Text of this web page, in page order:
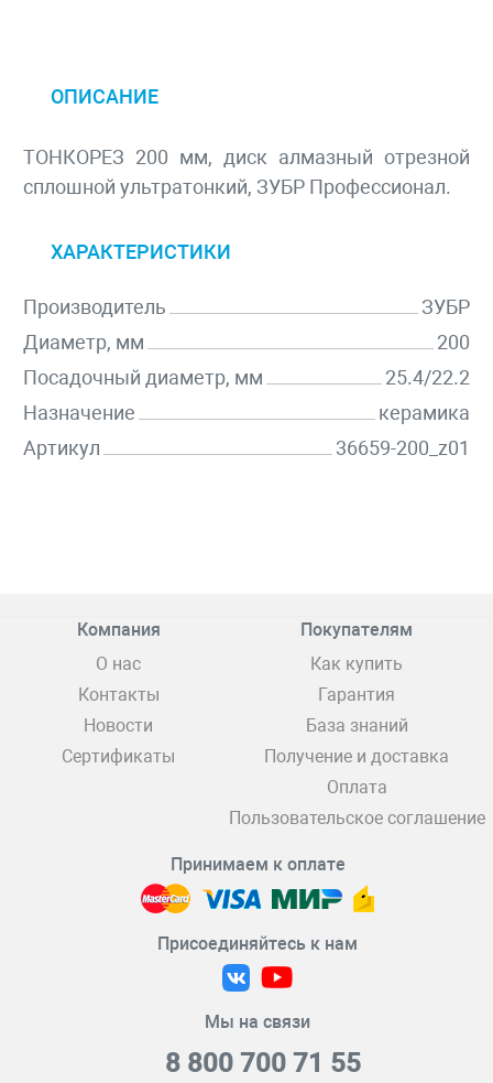
ОПИСАНИЕ
ТОНКОРЕЗ 200 мм, диск алмазный отрезной
сплошной ультратонкий, ЗУБР Профессионал.
ХАРАКТЕРИСТИКИ
Производитель
ЗУБР
Диаметр, мм
200
Посадочный диаметр, мм
25.4/22.2
Назначение
керамика
Артикул
36659-200_z01
Компания
О нас
Контакты
Новости
Сертификаты
Покупателям
Как купить
Гарантия
База знаний
Получение и доставка
Оплата
Пользовательское соглашение
Принимаем к оплате
Присоединяйтесь к нам
Мы на связи
8 800 700 71 55